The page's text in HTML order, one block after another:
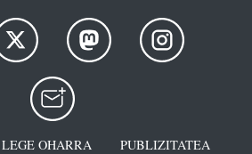
LEGE OHARRA
PUBLIZITATEA